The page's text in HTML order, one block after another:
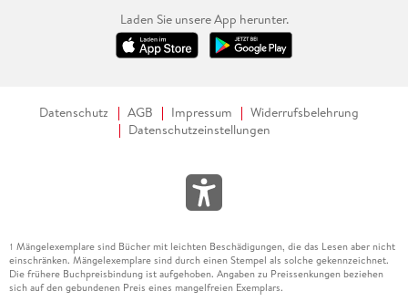
Laden Sie unsere App herunter.
Datenschutz AGB Impressum
Widerrufsbelehrung
Datenschutzeinstellungen
1 Mängelexemplare sind Bücher mit leichten Beschädigungen, die das Lesen aber nicht
einschränken. Mängelexemplare sind durch einen Stempel als solche gekennzeichnet.
Die frühere Buchpreisbindung ist aufgehoben. Angaben zu Preissenkungen beziehen
sich auf den gebundenen Preis eines mangelfreien Exemplars.